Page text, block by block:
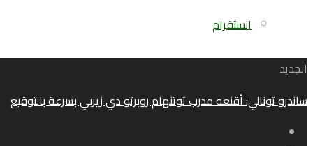
انستقرام
الجديد
ساندرو تونالي: أقنعه مدرب توتنهام روبرتو دي زيربي بسرعة بالتوقيع